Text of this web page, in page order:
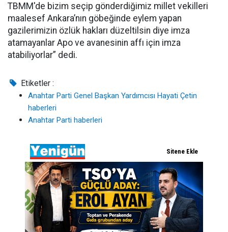
TBMM'de bizim seçip gönderdiğimiz millet vekilleri
maalesef Ankara’nın göbeğinde eylem yapan
gazilerimizin özlük hakları düzeltilsin diye imza
atamayanlar Apo ve avanesinin affı için imza
atabiliyorlar” dedi.
Etiketler :
Anahtar Parti Genel Başkan Yardımcısı Hayati Çetin
haberleri
Anahtar Parti haberleri